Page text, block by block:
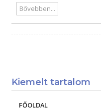
Bővebben...
Kiemelt tartalom
FŐOLDAL